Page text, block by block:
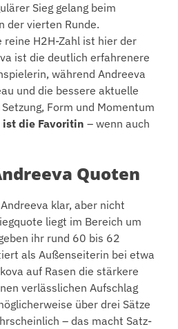
Sieg gelang beim
der vierten Runde.
reine H2H-Zahl ist hier der
ist die deutlich erfahrenere
während Andreeva
und die bessere aktuelle
Form und Momentum
ist die Favoritin – wenn auch
Quoten
klar, aber nicht
liegt im Bereich um
ihr rund 60 bis 62
als Außenseiterin bei etwa
auf Rasen die stärkere
verlässlichen Aufschlag
über drei Sätze
– das macht Satz-